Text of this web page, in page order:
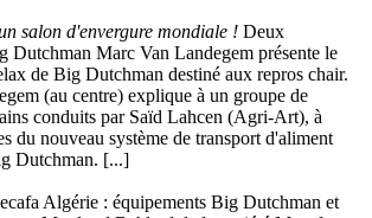
salon d'envergure mondiale ! Deux
Dutchman Marc Van Landegem présente le
de Big Dutchman destiné aux repros chair.
(au centre) explique à un groupe de
conduits par Saïd Lahcen (Agri-Art), à
du nouveau système de transport d'aliment
Dutchman. [...]
Algérie : équipements Big Dutchman et